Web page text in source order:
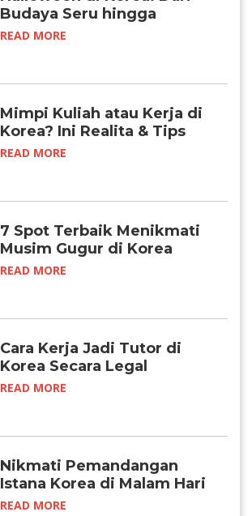
Budaya Seru hingga
Tragedi Itaewon, dan
READ MORE
Mimpi Kuliah atau Kerja di
Korea? Ini Realita & Tips
Suksesnya, Chingudeul!
READ MORE
7 Spot Terbaik Menikmati
Musim Gugur di Korea
Selatan
READ MORE
Cara Kerja Jadi Tutor di
Korea Secara Legal
READ MORE
Nikmati Pemandangan
Istana Korea di Malam Hari
Lewat Program Ini
READ MORE